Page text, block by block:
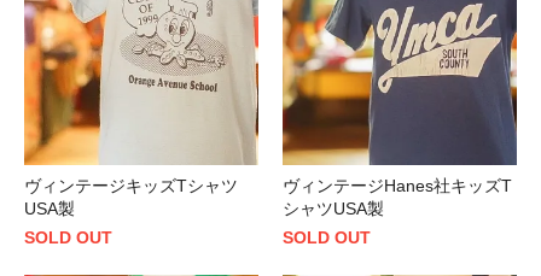
ヴィンテージキッズTシャツ
USA製
SOLD OUT
ヴィンテージHanes社キッズT
シャツUSA製
SOLD OUT